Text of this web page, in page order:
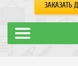
ЗАКАЗАТЬ